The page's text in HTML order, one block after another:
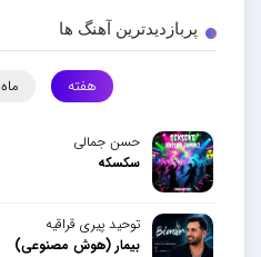
پربازدیدترین آهنگ ها
هفته ماه
حسن جمالی
سکسکه
توحید پیری قراقیه
بیمار (هوش مصنوعی)